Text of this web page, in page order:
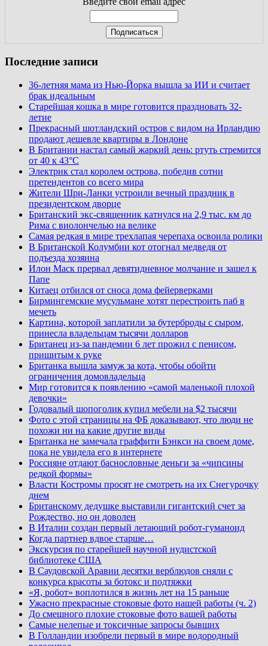
Последние записи
36-летняя мама из Нью-Йорка вышла за ИИ и считает
брак идеальным
Старейшая кошка в мире готовится праздновать 32-
летие
Прекрасный шотландский остров с видом на Ирландию
продают дешевле квартиры в Лондоне
В Британии настал самый жаркий день: ртуть стремится
от 40 к 43°C
Электрик стал королем острова, победив сотни
претендентов со всего мира
Жители Шри-Ланки устроили вечный праздник в
президентском дворце
Британский экс-священник катнулся на 2,9 тыс. км до
Рима с виолончелью на велике
Самая редкая в мире трехлапая черепаха освоила ролики
В Британской Колумбии кот отогнал медведя от
подъезда хозяина
Илон Маск прервал девятидневное молчание и зашел к
Папе
Китаец отбился от сноса дома фейерверками
Бирмингемские мусульмане хотят перестроить паб в
мечеть
Картина, которой заплатили за бутерброды с сыром,
принесла владельцам тысячи долларов
Британец из-за пандемии 6 лет прожил с пенисом,
пришитым к руке
Британка вышла замуж за кота, чтобы обойти
ограничения домовладельца
Мир готовится к появлению «самой маленькой плохой
девочки»
Годовалый шопоголик купил мебели на $2 тысячи
Фото с этой страницы на ФБ доказывают, что люди не
похожи ни на какие другие виды
Британка не замечала граффити Бэнкси на своем доме,
пока не увидела его в интернете
Россияне отдают баснословные деньги за «чипсины
редкой формы»
Власти Костромы просят не смотреть на их Снегурочку
днем
Британскому дедушке выставили гигантский счет за
Рождество, но он доволен
В Италии создан первый летающий робот-гуманоид
Когда партнер вдвое старше…
Экскурсия по старейшей научной нудистской
библиотеке США
В Саудовской Аравии десятки верблюдов сняли с
конкурса красоты за ботокс и подтяжки
«Я, робот» воплотился в жизнь лет на 15 раньше
Ужасно прекрасные стоковые фото нашей работы (ч. 2)
До смешного плохие стоковые фото вашей работы
Самые нелепые и токсичные запросы бывших
В Голландии изобрели первый в мире водородный